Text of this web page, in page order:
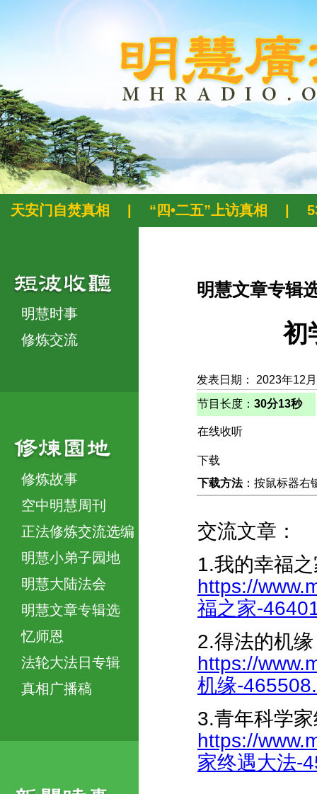
天安门自焚真相 “四•二五”上访真相
明慧时事
修炼交流
修炼故事
空中明慧周刊
正法修炼交流选编
明慧小弟子园地
明慧大陆法会
明慧文章专辑选
忆师恩
法轮大法日专辑
真相广播稿
明慧文章专辑
初
发表日期： 2023年12
节目长度： 30分13秒
在线收听
下载
下载方法：按鼠标器右
交流文章：
1.我的幸福
https://
福之家-
2.得法的机缘
https://
机缘-
3.青年科学
https://
家终遇大法-